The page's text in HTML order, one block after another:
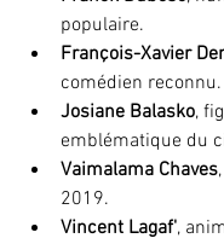
populaire.
François-Xavier
comédien reconnu.
Josiane Balasko,
emblématique du
Vaimalama Chaves
2019.
Vincent Lagaf',